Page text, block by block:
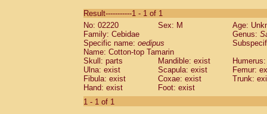
CebidaeSaguinus labiatus(0)
Cebidae Saguinus leucopus (0)
Cebidae
CebidaeSaguinus mystax
Cebidae Saguinus nigricollis (0)
Cebidae Saguinus oedipus
Cebidae Saguinus weddelli
Cebidae Saguinusspp.
Cebidae
Result-----------1 - 1 of 1
No: 02220
Sex: M
Age:
Family: Cebidae
Genus:
Specific name: oedipus
Name: Cotton-top Tamarin
Skull: parts
Mandible: exist
Ulna: exist
Scapula: exist
Femur:
Fibula: exist
Coxae: exist
Trunk:
Hand: exist
Foot: exist
1 - 1 of 1